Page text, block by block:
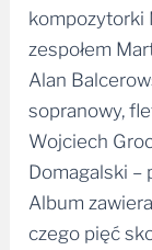
kompozytorki
zespołem
Alan
sopranowy,
Wojciech
Domagalski –
Album
czego pięć